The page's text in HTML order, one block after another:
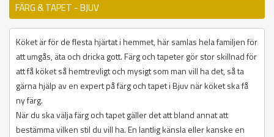
FÄRG & TAPET - BJUV
Köket är för de flesta hjärtat i hemmet, här samlas hela familjen för
att umgås, äta och dricka gott. Färg och tapeter gör stor skillnad för
att få köket så hemtrevligt och mysigt som man vill ha det, så ta
gärna hjälp av en expert på färg och tapet i Bjuv när köket ska få
ny färg.
När du ska välja färg och tapet gäller det att bland annat att
bestämma vilken stil du vill ha. En lantlig känsla eller kanske en